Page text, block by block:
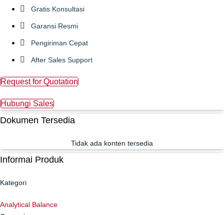
Gratis Konsultasi
Garansi Resmi
Pengiriman Cepat
After Sales Support
Request for Quotation
Hubungi Sales
Dokumen Tersedia
Tidak ada konten tersedia
Informai Produk
Kategori
Analytical Balance